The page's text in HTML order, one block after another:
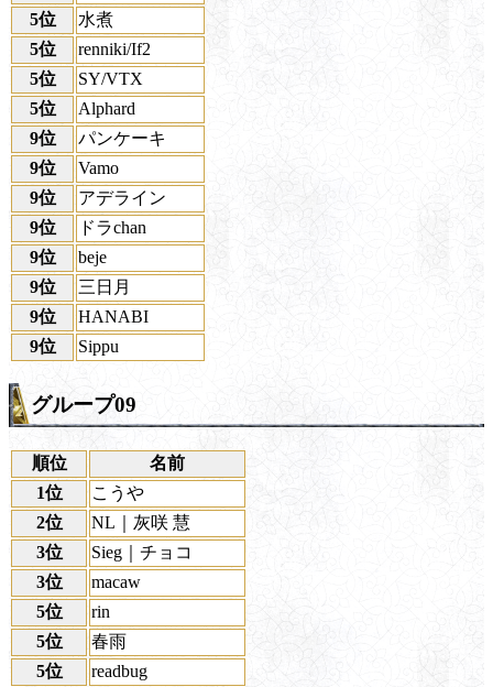
5位
水煮
5位
renniki/If2
5位
SY/VTX
5位
Alphard
9位
パンケーキ
9位
Vamo
9位
アデライン
9位
ドラchan
9位
beje
9位
三日月
9位
HANABI
9位
Sippu
グループ09
順位
名前
1位
こうや
2位
NL｜灰咲 慧
3位
Sieg｜チョコ
3位
macaw
5位
rin
5位
春雨
5位
readbug